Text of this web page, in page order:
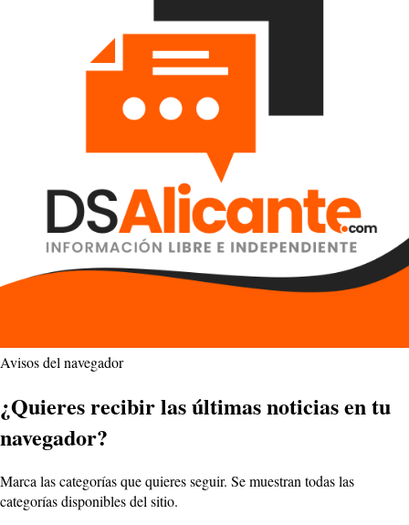
Avisos del navegador
¿Quieres recibir las últimas noticias en tu
navegador?
Marca las categorías que quieres seguir. Se muestran todas las
categorías disponibles del sitio.